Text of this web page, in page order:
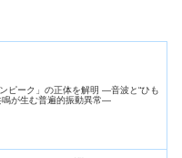
ピーク」の正体を解明 ―音波と“ひも
鳴が生む普遍的振動異常―